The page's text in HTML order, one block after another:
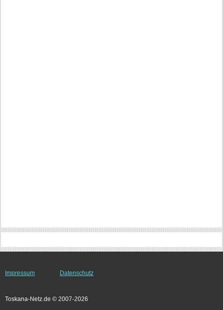
Impressum Datenschutz
Toskana-Netz.de © 2007-2026